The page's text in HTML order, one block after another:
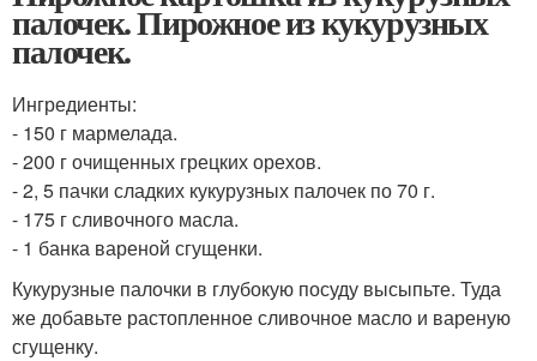
палочек. Пирожное из кукурузных
палочек.
Ингредиенты:
- 150 г мармелада.
- 200 г очищенных грецких орехов.
- 2, 5 пачки сладких кукурузных палочек по 70 г.
- 175 г сливочного масла.
- 1 банка вареной сгущенки.
Кукурузные палочки в глубокую посуду высыпьте. Туда
же добавьте растопленное сливочное масло и вареную
сгущенку.